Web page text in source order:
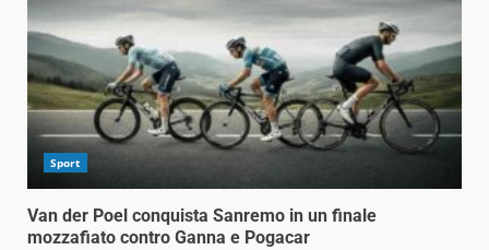
Sport
Van der Poel conquista Sanremo in un finale
mozzafiato contro Ganna e Pogacar